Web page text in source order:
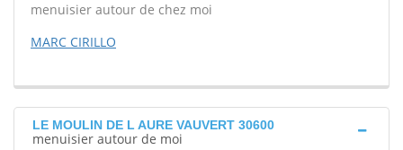
menuisier autour de chez moi
MARC CIRILLO
LE MOULIN DE L AURE VAUVERT 30600
menuisier autour de moi